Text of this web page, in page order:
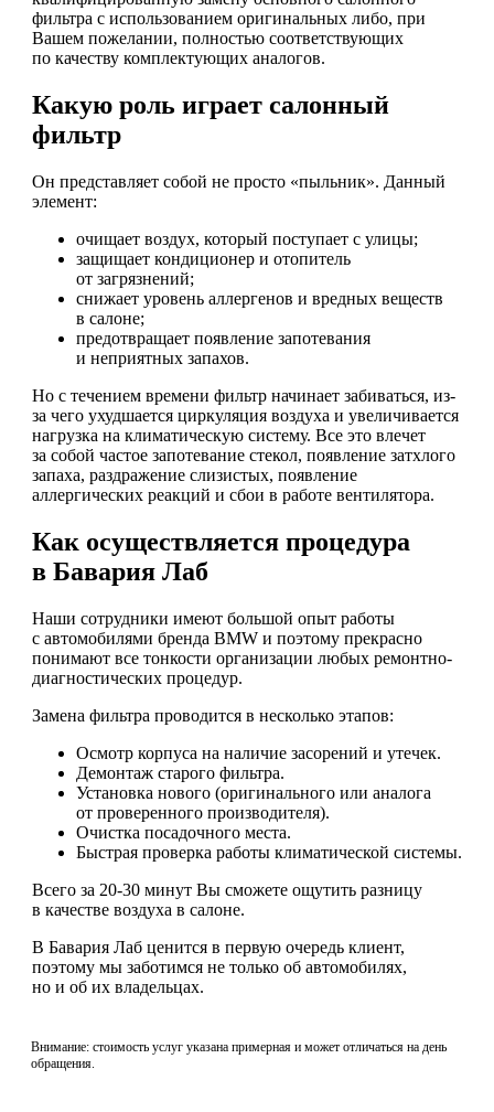
фильтра с использованием оригинальных либо, при
Вашем пожелании, полностью соответствующих
по качеству комплектующих аналогов.
Какую роль играет салонный
фильтр
Он представляет собой не просто «пыльник». Данный
элемент:
очищает воздух, который поступает с улицы;
защищает кондиционер и отопитель
от загрязнений;
снижает уровень аллергенов и вредных веществ
в салоне;
предотвращает появление запотевания
и неприятных запахов.
Но с течением времени фильтр начинает забиваться, из-
за чего ухудшается циркуляция воздуха и увеличивается
нагрузка на климатическую систему. Все это влечет
за собой частое запотевание стекол, появление затхлого
запаха, раздражение слизистых, появление
аллергических реакций и сбои в работе вентилятора.
Как осуществляется процедура
в Бавария Лаб
Наши сотрудники имеют большой опыт работы
с автомобилями бренда BMW и поэтому прекрасно
понимают все тонкости организации любых ремонтно-
диагностических процедур.
Замена фильтра проводится в несколько этапов:
Осмотр корпуса на наличие засорений и утечек.
Демонтаж старого фильтра.
Установка нового (оригинального или аналога
от проверенного производителя).
Очистка посадочного места.
Быстрая проверка работы климатической системы.
Всего за 20-30 минут Вы сможете ощутить разницу
в качестве воздуха в салоне.
В Бавария Лаб ценится в первую очередь клиент,
поэтому мы заботимся не только об автомобилях,
но и об их владельцах.
Внимание: стоимость услуг указана примерная и может отличаться на день
обращения.